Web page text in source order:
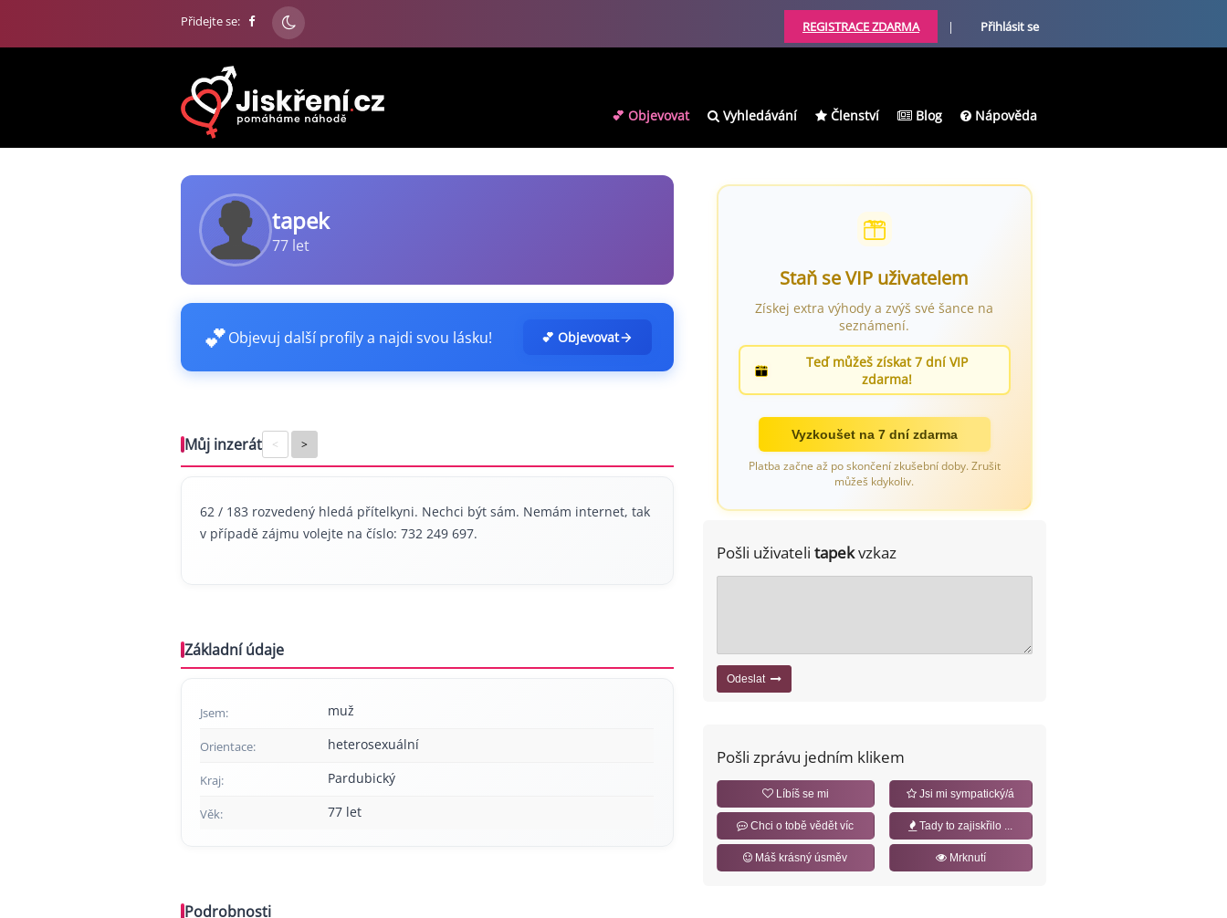
Přidejte se: REGISTRACE ZDARMA | Přihlásit se
💕 Objevovat Vyhledávání Členství Blog Nápověda
tapek
77 let
💕Objevuj další profily a najdi svou lásku! 💕 Objevovat
Můj inzerát < >
62 / 183 rozvedený hledá přítelkyni. Nechci být sám. Nemám internet, tak
v případě zájmu volejte na číslo: 732 249 697.
Základní údaje
Jsem: muž
Orientace: heterosexuální
Kraj: Pardubický
Věk: 77 let
Podrobnosti
Staň se VIP uživatelem
Získej extra výhody a zvýš své šance na
seznámení.
Teď můžeš získat 7 dní VIP
zdarma!
Vyzkoušet na 7 dní zdarma
Platba začne až po skončení zkušební doby. Zrušit
můžeš kdykoliv.
Pošli uživateli tapekvzkaz
Odeslat
Pošli zprávu jedním klikem
Líbíš se mi Jsi mi sympatický/á
Chci o tobě vědět víc Tady to zajiskřilo ...
Máš krásný úsměv Mrknutí